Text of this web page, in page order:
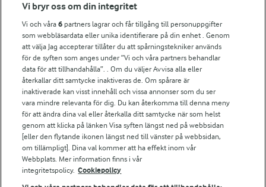
Fler Arlasajter
För ägare
Arlas kundportal
Arla.com
Falbygdens Ost
Arla webbshop
Bildbank
Följ oss
Vi bryr oss om din integritet
Vi och våra6 partners lagrar och får tillgång till personuppgifter
som webbläsardata eller unika identifierare på din enhet . Genom
att välja Jag accepterar tillåter du att spårningstekniker används
för de syften som anges under ”Vi och våra partners behandlar
data för att tillhandahålla”. . Om du väljer Avvisa alla eller
återkallar ditt samtycke inaktiveras de. Om spårare är
inaktiverade kan visst innehåll och vissa annonser som du ser
vara mindre relevanta för dig. Du kan återkomma till denna meny
för att ändra dina val eller återkalla ditt samtycke när som helst
genom att klicka på länken Visa syften längst ned på webbsidan
[eller den flytande ikonen längst ned till vänster på webbsidan,
om tillämpligt]. Dina val kommer att ha effekt inom vår
Webbplats. Mer information finns i vår
integritetspolicy. Cookiepolicy